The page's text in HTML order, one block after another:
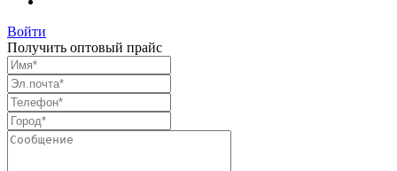
Войти
Получить оптовый прайс